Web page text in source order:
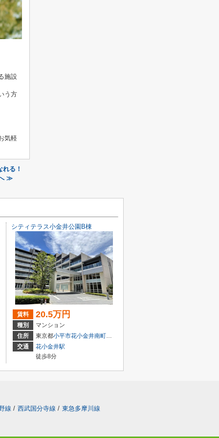
施設
う方
気軽
る！
≫
シティテラス小金井公園B棟
賃料 20.5万円
種別
マンション
住所
東京都小平市花小金井南町
交通
花小金井駅
徒歩8分
線 / 西武国分寺線 / 東急多摩川線